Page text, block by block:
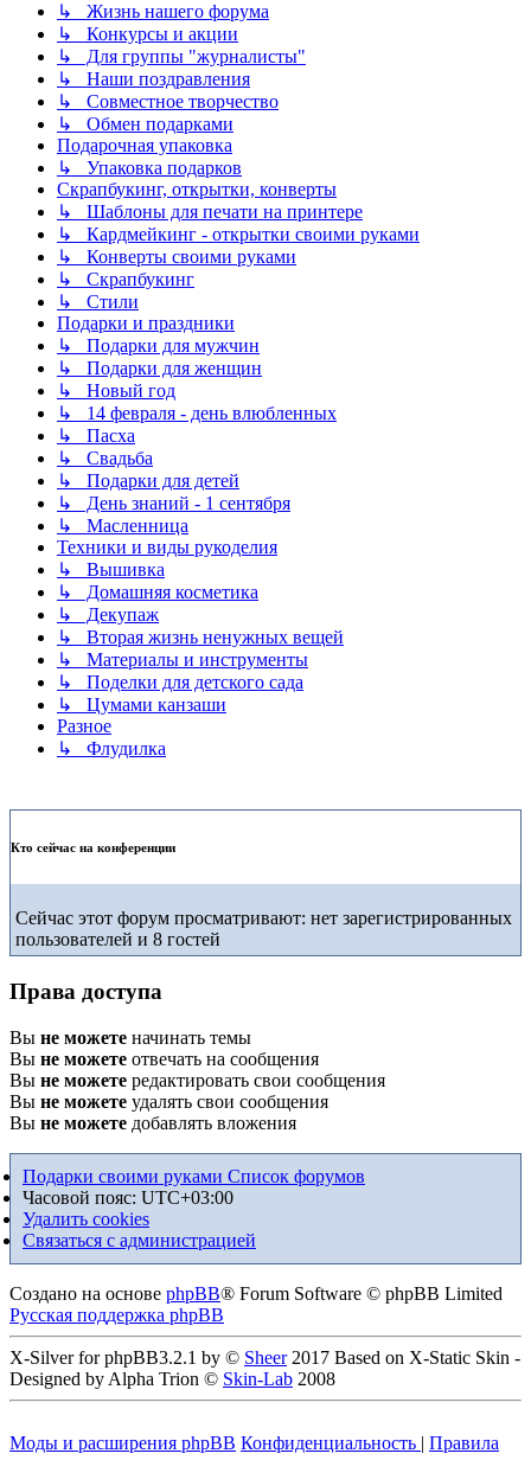
↳ Жизнь нашего форума
↳ Конкурсы и акции
↳ Для группы "журналисты"
↳ Наши поздравления
↳ Совместное творчество
↳ Обмен подарками
Подарочная упаковка
↳ Упаковка подарков
Скрапбукинг, открытки, конверты
↳ Шаблоны для печати на принтере
↳ Кардмейкинг - открытки своими руками
↳ Конверты своими руками
↳ Скрапбукинг
↳ Стили
Подарки и праздники
↳ Подарки для мужчин
↳ Подарки для женщин
↳ Новый год
↳ 14 февраля - день влюбленных
↳ Пасха
↳ Свадьба
↳ Подарки для детей
↳ День знаний - 1 сентября
↳ Масленница
Техники и виды рукоделия
↳ Вышивка
↳ Домашняя косметика
↳ Декупаж
↳ Вторая жизнь ненужных вещей
↳ Материалы и инструменты
↳ Поделки для детского сада
↳ Цумами канзаши
Разное
↳ Флудилка
Кто сейчас на конференции
Сейчас этот форум просматривают: нет зарегистрированных
пользователей и 8 гостей
Права доступа
Вы не можете начинать темы
Вы не можете отвечать на сообщения
Вы не можете редактировать свои сообщения
Вы не можете удалять свои сообщения
Вы не можете добавлять вложения
Подарки своими руками Список форумов
Часовой пояс: UTC+03:00
Удалить cookies
Связаться с администрацией
Создано на основе phpBB® Forum Software © phpBB Limited
Русская поддержка phpBB
X-Silver for phpBB3.2.1 by © Sheer2017 Based on X-Static Skin -
Designed by Alpha Trion © Skin-Lab 2008
Моды и расширения phpBB Конфиденциальность | Правила